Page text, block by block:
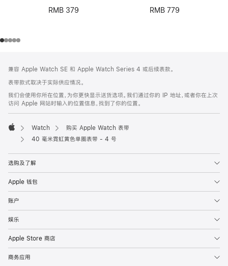
RMB 379 RMB 779
页
页
脚
注
兼容 Apple Watch SE 和 Apple Watch Series 4 或后续表款。
表带款式取决于实际供应情况。
我们会使用你所在位置，为你更快显示送货选项。我们通过你的 IP 地址，或者你在上次
访问 Apple 网站时输入的位置信息，找到了你的位置。
Apple
Watch
购买 Apple Watch 表带
40 毫米霓虹黄色单圈表带 - 4 号
选购及了解
Apple 钱包
账户
娱乐
Apple Store 商店
商务应用